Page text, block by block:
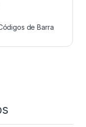
de Barra